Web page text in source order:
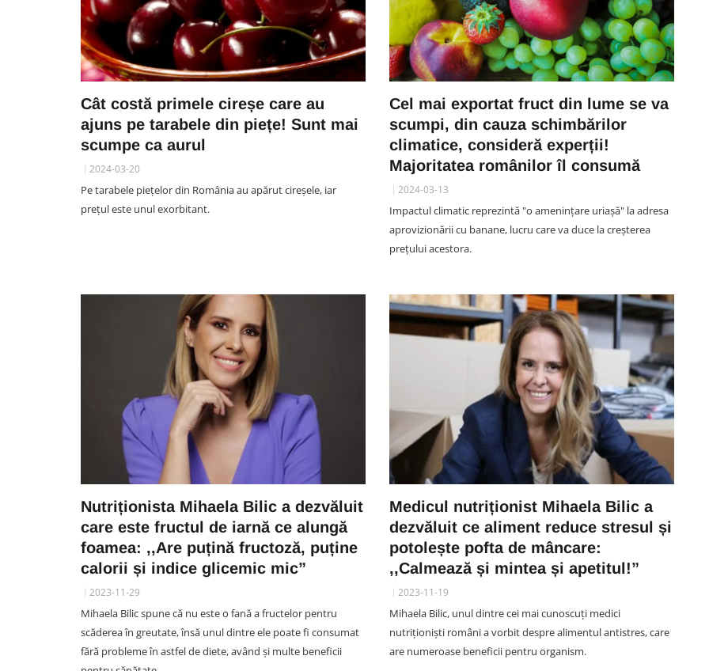
Cât costă primele cireșe care au
ajuns pe tarabele din piețe! Sunt mai
scumpe ca aurul
2024-03-20
Pe tarabele piețelor din România au apărut cireșele, iar
prețul este unul exorbitant.
Cel mai exportat fruct din lume se va
scumpi, din cauza schimbărilor
climatice, consideră experții!
Majoritatea românilor îl consumă
2024-03-13
Impactul climatic reprezintă "o amenințare uriașă" la adresa
aprovizionării cu banane, lucru care va duce la creșterea
prețului acestora.
Nutriționista Mihaela Bilic a dezvăluit
care este fructul de iarnă ce alungă
foamea: ,,Are puțină fructoză, puține
calorii și indice glicemic mic”
2023-11-29
Mihaela Bilic spune că nu este o fană a fructelor pentru
scăderea în greutate, însă unul dintre ele poate fi consumat
fără probleme în astfel de diete, având și multe beneficii
Medicul nutriționist Mihaela Bilic a
dezvăluit ce aliment reduce stresul și
potolește pofta de mâncare:
,,Calmează și mintea și apetitul!”
2023-11-19
Mihaela Bilic, unul dintre cei mai cunoscuți medici
nutriționiști români a vorbit despre alimentul antistres, care
are numeroase beneficii pentru organism.